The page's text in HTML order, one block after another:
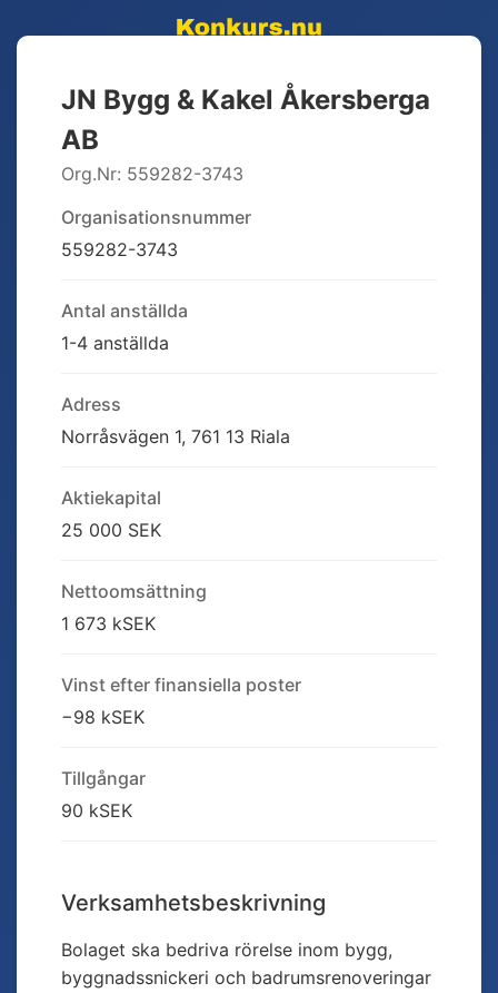
JN Bygg & Kakel Åkersberga
AB
Org.Nr: 559282-3743
Organisationsnummer
559282-3743
Antal anställda
1-4 anställda
Adress
Norråsvägen 1, 761 13 Riala
Aktiekapital
25 000 SEK
Nettoomsättning
1 673 kSEK
Vinst efter finansiella poster
−98 kSEK
Tillgångar
90 kSEK
Verksamhetsbeskrivning
Bolaget ska bedriva rörelse inom bygg,
byggnadssnickeri och badrumsrenoveringar